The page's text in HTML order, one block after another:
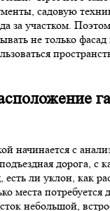
садовую
за участком.
не только
начинается с
дорога, с
есть ли уклон, как
места потребуется
небольшой,